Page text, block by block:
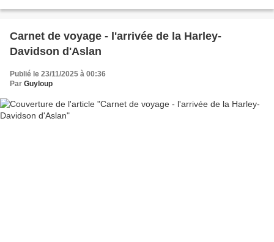
Carnet de voyage - l'arrivée de la Harley-
Davidson d'Aslan
Publié le 23/11/2025 à 00:36
Par Guyloup